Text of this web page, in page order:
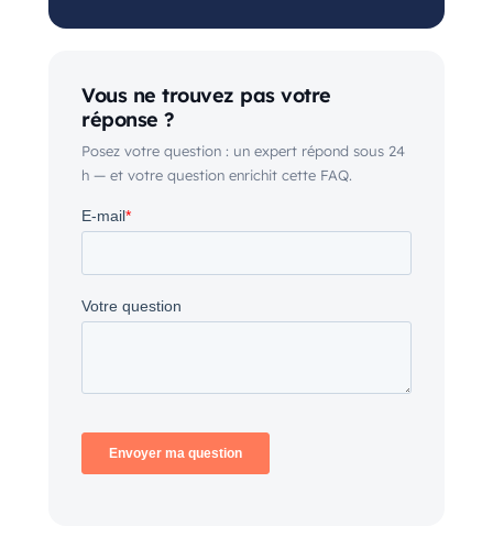
Vous ne trouvez pas votre
réponse ?
Posez votre question : un expert répond sous 24
h — et votre question enrichit cette FAQ.